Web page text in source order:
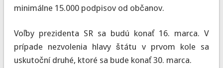
minimálne 15.000 podpisov od občanov.
Voľby prezidenta SR sa budú konať 16. marca. V
prípade nezvolenia hlavy štátu v prvom kole sa
uskutoční druhé, ktoré sa bude konať 30. marca.